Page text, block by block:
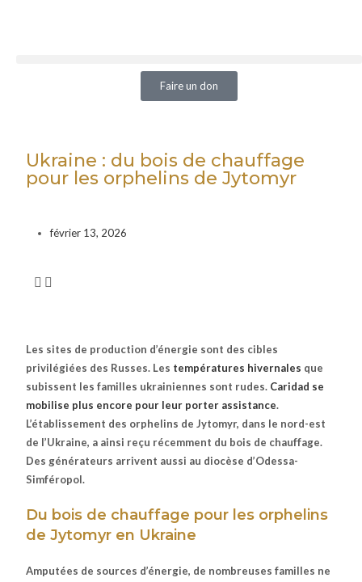
Faire un don
Ukraine : du bois de chauffage
pour les orphelins de Jytomyr
février 13, 2026
Les sites de production d’énergie sont des cibles
privilégiées des Russes. Les températures hivernales que
subissent les familles ukrainiennes sont rudes. Caridad se
mobilise plus encore pour leur porter assistance.
L’établissement des orphelins de Jytomyr, dans le nord-est
de l’Ukraine, a ainsi reçu récemment du bois de chauffage.
Des générateurs arrivent aussi au diocèse d’Odessa-
Simféropol.
Du bois de chauffage pour les orphelins
de Jytomyr en Ukraine
Amputées de sources d’énergie, de nombreuses familles ne